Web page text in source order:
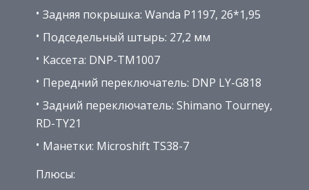
Задняя покрышка: Wanda P1197, 26*1,95
Подседельный штырь: 27,2 мм
Кассета: DNP-TM1007
Передний переключатель: DNP LY-G818
Задний переключатель: Shimano Tourney,
RD-TY21
Манетки: Microshift TS38-7
Плюсы: